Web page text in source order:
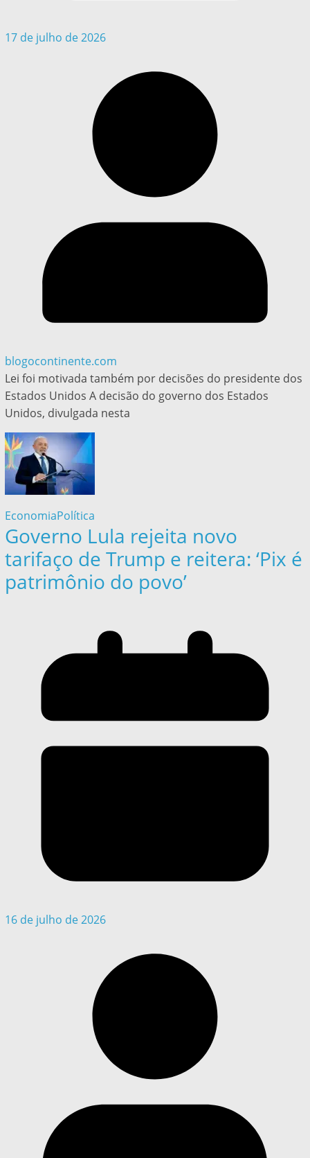
17 de julho de 2026
blogocontinente.com
Lei foi motivada também por decisões do presidente dos
Estados Unidos A decisão do governo dos Estados
Unidos, divulgada nesta
EconomiaPolítica
Governo Lula rejeita novo
tarifaço de Trump e reitera: ‘Pix é
patrimônio do povo’
16 de julho de 2026